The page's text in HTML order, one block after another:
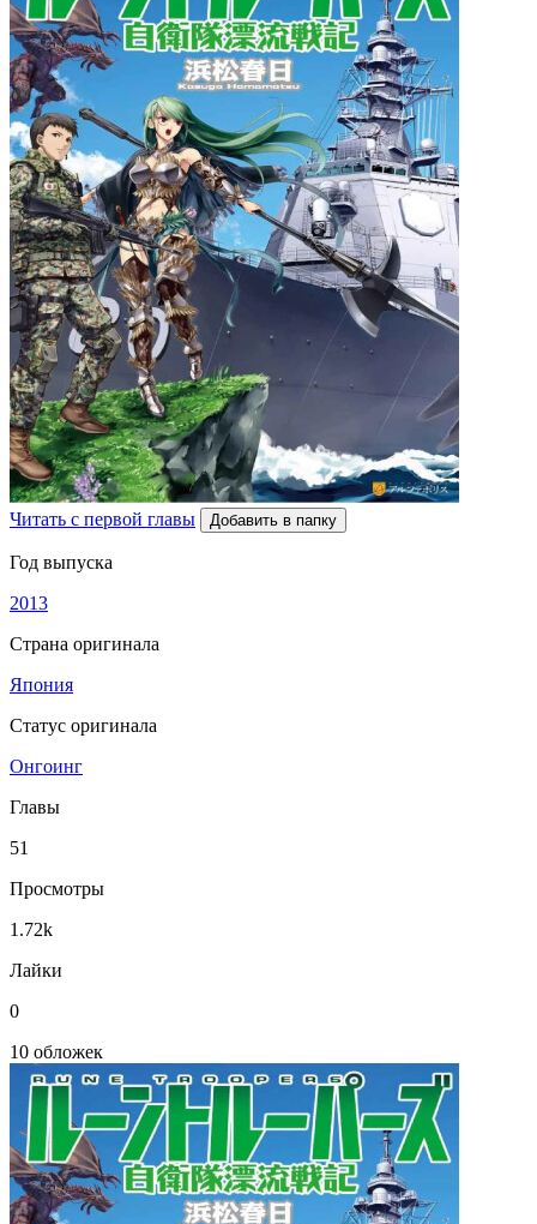
Читать с первой главы Добавить в папку
Год выпуска
2013
Страна оригинала
Япония
Статус оригинала
Онгоинг
Главы
51
Просмотры
1.72k
Лайки
0
10 обложек